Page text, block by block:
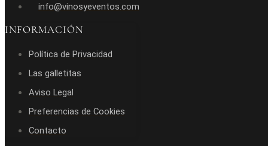
info@vinosyeventos.com
INFORMACIÓN
Política de Privacidad
Las galletitas
Aviso Legal
Preferencias de Cookies
Contacto